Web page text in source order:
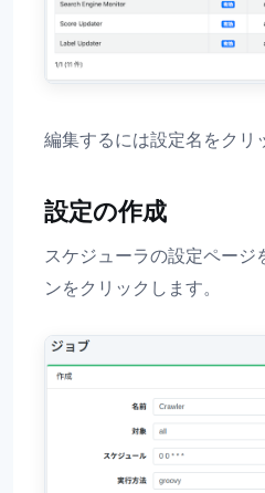
編集するには設定名をクリ
設定の作成
スケジューラの設定ページ
ンをクリックします。